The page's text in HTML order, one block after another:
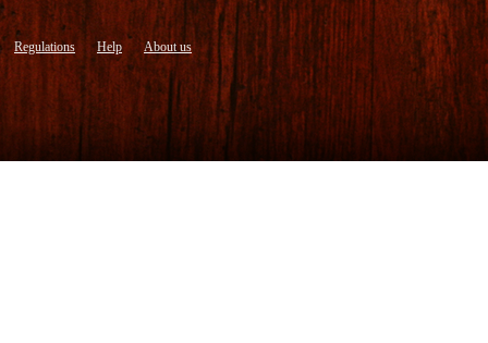
Regulations Help About us